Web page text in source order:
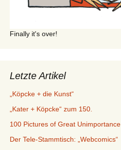
Finally it's over!
Letzte Artikel
„Köpcke + die Kunst“
„Kater + Köpcke“ zum 150.
100 Pictures of Great Unimportance
Der Tele-Stammtisch: „Webcomics“